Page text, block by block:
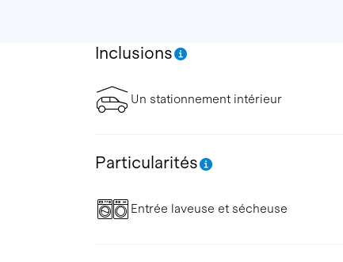
Inclusions
Un stationnement intérieur
Particularités
Entrée laveuse et sécheuse